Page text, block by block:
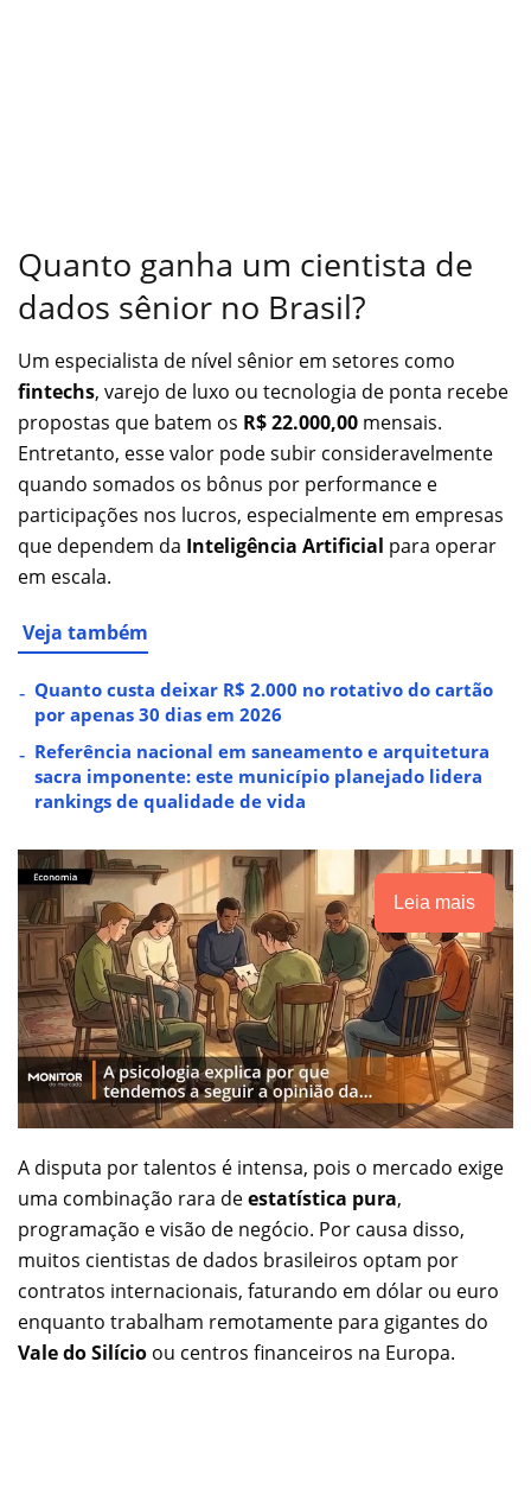
Quanto ganha um cientista de
dados sênior no Brasil?
Um especialista de nível sênior em setores como
fintechs, varejo de luxo ou tecnologia de ponta recebe
propostas que batem os R$ 22.000,00 mensais.
Entretanto, esse valor pode subir consideravelmente
quando somados os bônus por performance e
participações nos lucros, especialmente em empresas
que dependem da Inteligência Artificial para operar
em escala.
Veja também
Quanto custa deixar R$ 2.000 no rotativo do cartão
por apenas 30 dias em 2026
Referência nacional em saneamento e arquitetura
sacra imponente: este município planejado lidera
rankings de qualidade de vida
Leia mais
A disputa por talentos é intensa, pois o mercado exige
uma combinação rara deestatística pura,
programação e visão de negócio. Por causa disso,
muitos cientistas de dados brasileiros optam por
contratos internacionais, faturando em dólar ou euro
enquanto trabalham remotamente para gigantes do
Vale do Silício ou centros financeiros na Europa.